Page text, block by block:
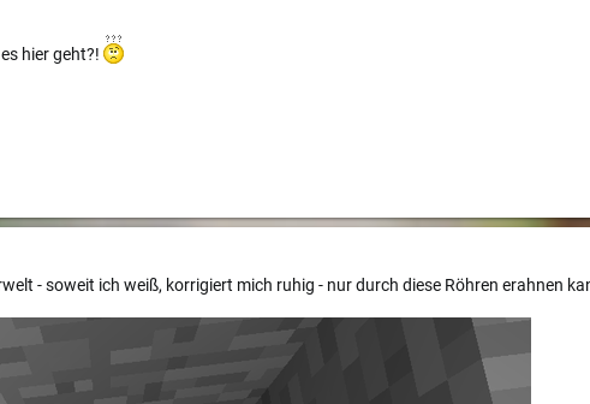
hier geht?!
- soweit ich weiß, korrigiert mich ruhig - nur durch diese Röhren erahnen